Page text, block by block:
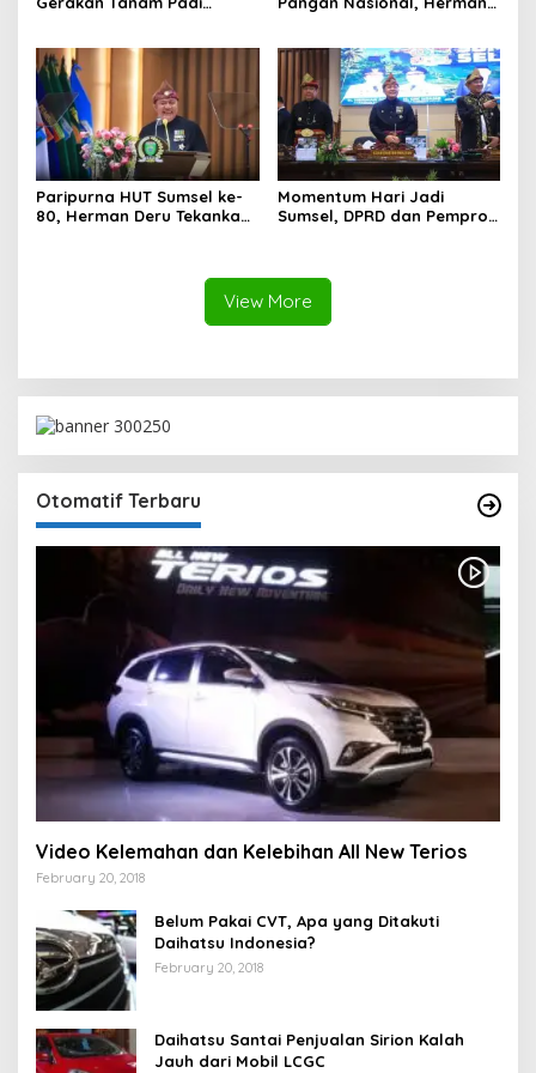
Juta Ton
Juta Ton
Paripurna HUT Sumsel ke-
80, Herman Deru Tekankan
Momentum Hari Jadi
Sumsel, DPRD dan Pemprov
View More
Otomatif Terbaru
Video Kelemahan dan Kelebihan All New Terios
February 20, 2018
Belum Pakai CVT, Apa yang Ditakuti
Daihatsu Indonesia?
February 20, 2018
Daihatsu Santai Penjualan Sirion Kalah
Jauh dari Mobil LCGC